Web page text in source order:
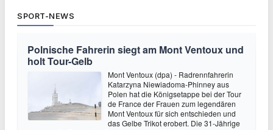
SPORT-NEWS
Polnische Fahrerin siegt am Mont Ventoux und
holt Tour-Gelb
Mont Ventoux (dpa) - Radrennfahrerin
Katarzyna Niewiadoma-Phinney aus
Polen hat die Königsetappe bei der Tour
de France der Frauen zum legendären
Mont Ventoux für sich entschieden und
das Gelbe Trikot erobert. Die 31-Jährige